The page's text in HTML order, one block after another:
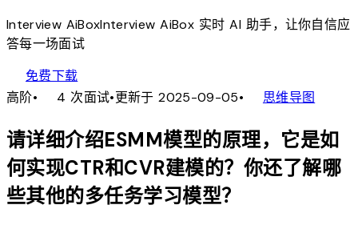
Interview AiBoxInterviewAiBox实时 AI 助手，让你自信应
答每一场面试
免费下载
高阶• 4 次面试•更新于 2025-09-05• 思维导图
请详细介绍ESMM模型的原理，它是如
何实现CTR和CVR建模的？你还了解哪
些其他的多任务学习模型？